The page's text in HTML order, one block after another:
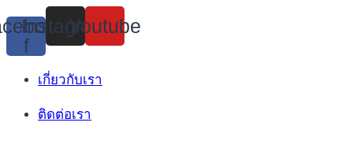
Skip
to
content
f
Instagram
Youtube
เกี่ยวกับเรา
ติดต่อเรา